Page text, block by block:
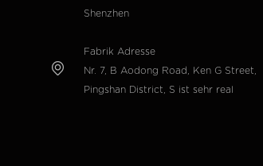
Shenzhen
Fabrik Adresse
Nr. 7, B Aodong Road, Ken G Street,
Pingshan District, S ist sehr real